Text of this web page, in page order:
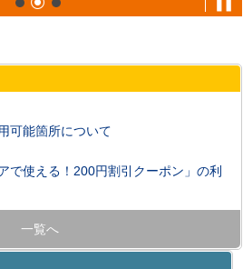
可能箇所について
で使える！200円割引クーポン」の利
一覧へ